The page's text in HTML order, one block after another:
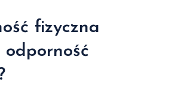
fizyczna
odporność